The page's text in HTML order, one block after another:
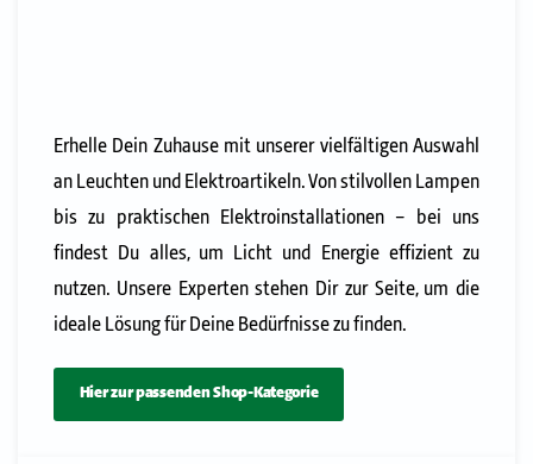
Erhelle Dein Zuhause mit unserer vielfältigen Auswahl
an Leuchten und Elektroartikeln. Von stilvollen Lampen
bis zu praktischen Elektroinstallationen – bei uns
findest Du alles, um Licht und Energie effizient zu
nutzen. Unsere Experten stehen Dir zur Seite, um die
ideale Lösung für Deine Bedürfnisse zu finden.
Hier zur passenden Shop-Kategorie